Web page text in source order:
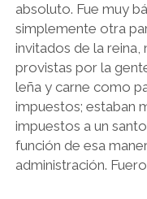
absoluto. Fue muy
simplemente otra
invitados de la reina,
provistas por la
leña y carne como
impuestos; estaban
impuestos a un
función de esa
administración.